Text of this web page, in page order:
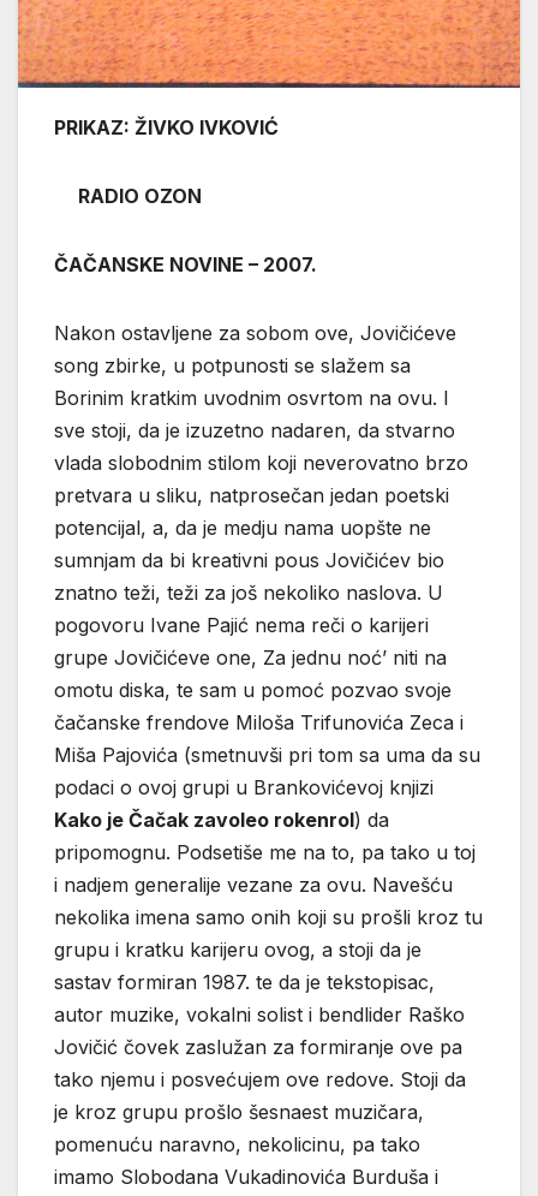
PRIKAZ: ŽIVKO IVKOVIĆ
RADIO OZON
ČAČANSKE NOVINE – 2007.
Nakon ostavljene za sobom ove, Jovičićeve
song zbirke, u potpunosti se slažem sa
Borinim kratkim uvodnim osvrtom na ovu. I
sve stoji, da je izuzetno nadaren, da stvarno
vlada slobodnim stilom koji neverovatno brzo
pretvara u sliku, natprosečan jedan poetski
potencijal, a, da je medju nama uopšte ne
sumnjam da bi kreativni pous Jovičićev bio
znatno teži, teži za još nekoliko naslova. U
pogovoru Ivane Pajić nema reči o karijeri
grupe Jovičićeve one, Za jednu noć’ niti na
omotu diska, te sam u pomoć pozvao svoje
čačanske frendove Miloša Trifunovića Zeca i
Miša Pajovića (smetnuvši pri tom sa uma da su
podaci o ovoj grupi u Brankovićevoj knjizi
Kako je Čačak zavoleo rokenrol) da
pripomognu. Podsetiše me na to, pa tako u toj
i nadjem generalije vezane za ovu. Navešću
nekolika imena samo onih koji su prošli kroz tu
grupu i kratku karijeru ovog, a stoji da je
sastav formiran 1987. te da je tekstopisac,
autor muzike, vokalni solist i bendlider Raško
Jovičić čovek zaslužan za formiranje ove pa
tako njemu i posvećujem ove redove. Stoji da
je kroz grupu prošlo šesnaest muzičara,
pomenuću naravno, nekolicinu, pa tako
imamo Slobodana Vukadinovića Burduša i